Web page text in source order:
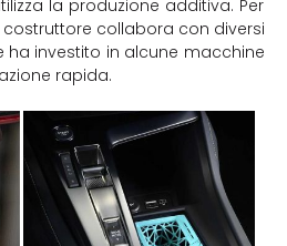
la produzione additiva. Per
collabora con diversi
ha investito in alcune macchine
rapida.